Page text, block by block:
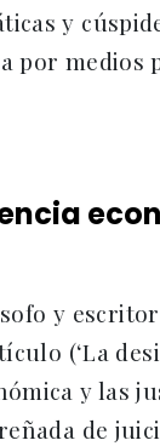
y
por medios
y
(‘La
y las
de